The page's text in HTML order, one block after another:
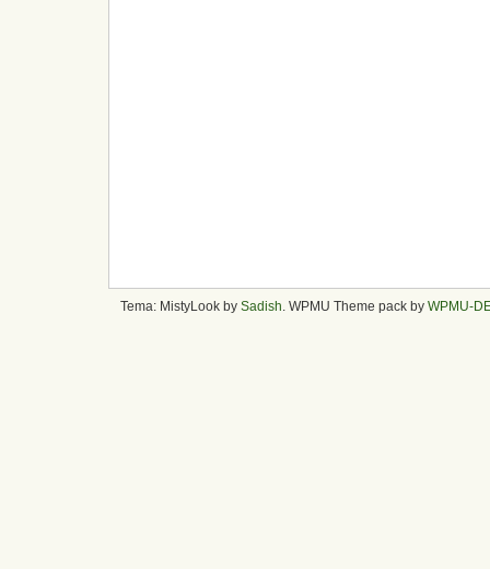
Tema: MistyLook by Sadish . WPMU Theme pack by WPMU-